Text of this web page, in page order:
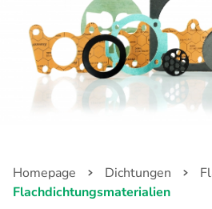
Homepage Dichtungen
Flachdichtungsmaterialien